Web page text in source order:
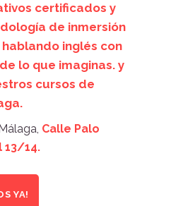
certificados y
de inmersión
inglés con
lo que imaginas. y
cursos de
Calle Palo
13/14.
YA!